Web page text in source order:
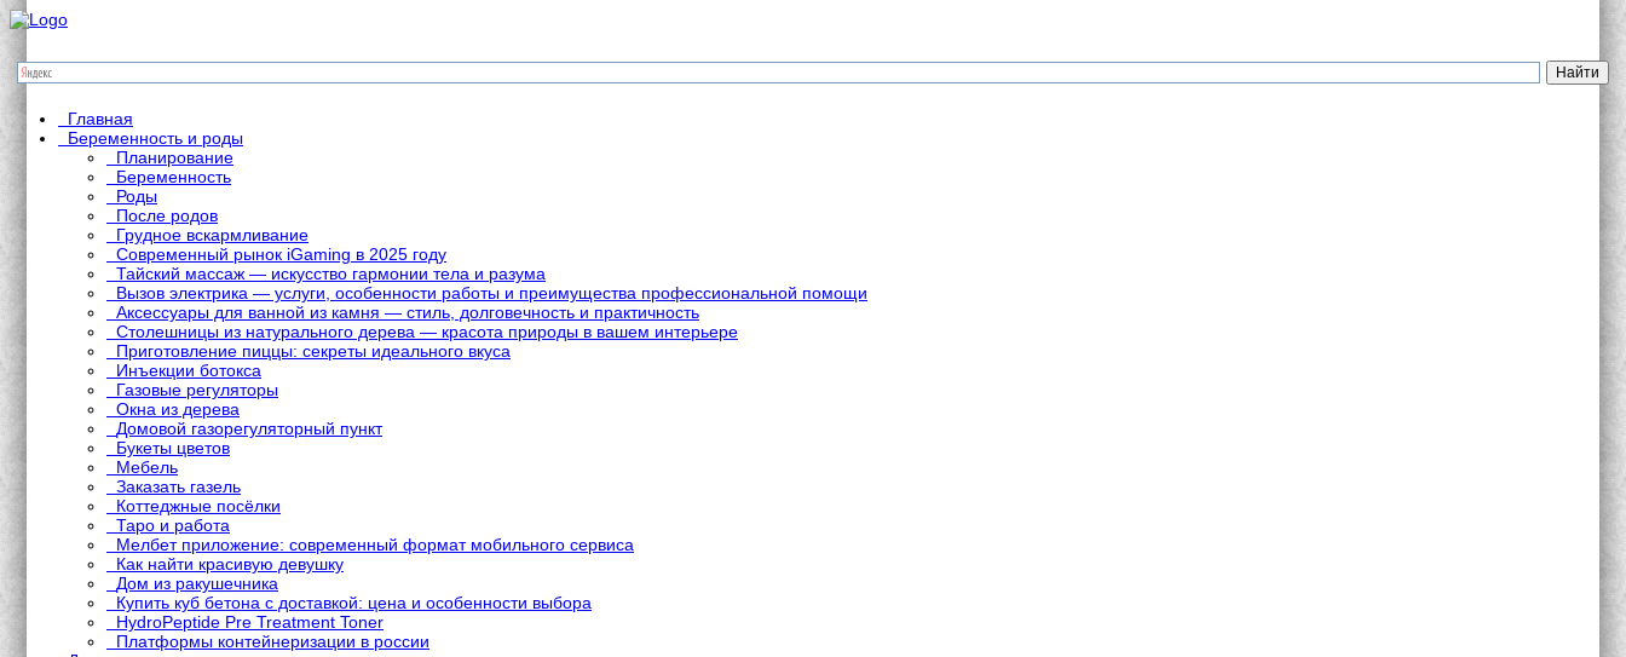
Главная
Беременность и роды
Планирование
Беременность
Роды
После родов
Грудное вскармливание
Современный рынок iGaming в 2025 году
Тайский массаж — искусство гармонии тела и разума
Вызов электрика — услуги, особенности работы и преимущества профессиональной помощи
Аксессуары для ванной из камня — стиль, долговечность и практичность
Столешницы из натурального дерева — красота природы в вашем интерьере
Приготовление пиццы: секреты идеального вкуса
Инъекции ботокса
Газовые регуляторы
Окна из дерева
Домовой газорегуляторный пункт
Букеты цветов
Мебель
Заказать газель
Коттеджные посёлки
Таро и работа
Мелбет приложение: современный формат мобильного сервиса
Как найти красивую девушку
Дом из ракушечника
Купить куб бетона с доставкой: цена и особенности выбора
HydroPeptide Pre Treatment Toner
Платформы контейнеризации в россии